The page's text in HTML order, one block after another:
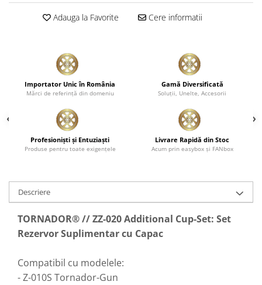
Adauga la Favorite Cere informatii
Importator Unic în România
Mărci de referinţă din domeniu
Gamă Diversificată
Soluţii, Unelte, Accesorii
Profesionişti şi Entuziaşti
Produse pentru toate exigenţele
Livrare Rapidă din Stoc
Acum prin easybox şi FANbox
Descriere
TORNADOR® // ZZ-020 Additional Cup-Set: Set
Rezervor Suplimentar cu Capac
Compatibil cu modelele:
- Z-010S Tornador-Gun